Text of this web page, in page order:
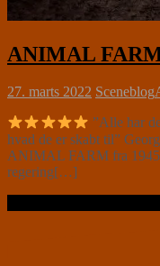
ANIMAL
27. marts 2022 Sceneblog
”Alle har
hvad de er skabt til”
ANIMAL FARM fra 1945
regering[…]